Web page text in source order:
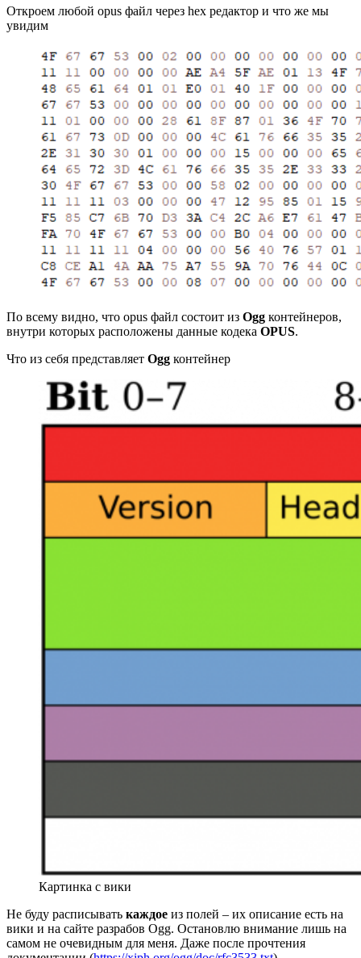
Откроем любой opus файл через hex редактор и что же мы
увидим
По всему видно, что opus файл состоит из Ogg контейнеров,
внутри которых расположены данные кодека OPUS.
Что из себя представляет Ogg контейнер
Картинка с вики
Не буду расписывать каждое из полей – их описание есть на
вики и на сайте разрабов Ogg. Остановлю внимание лишь на
самом не очевидным для меня. Даже после прочтения